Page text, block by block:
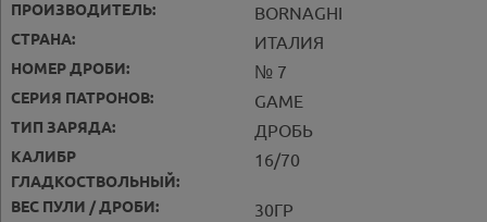
ПРОИЗВОДИТЕЛЬ: BORNAGHI
СТРАНА: ИТАЛИЯ
НОМЕР ДРОБИ: № 7
СЕРИЯ ПАТРОНОВ: GAME
ТИП ЗАРЯДА: ДРОБЬ
КАЛИБР
ГЛАДКОСТВОЛЬНЫЙ:
16/70
ВЕС ПУЛИ / ДРОБИ: 30ГР